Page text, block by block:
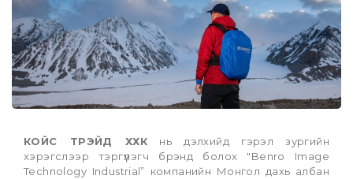
КОЙС ТРЭЙД ХХК нь дэлхийд гэрэл зургийн
хэрэгслээр тэргүүлэгч брэнд болох "Benro Image
Technology Industrial” компанийн Монгол дахь албан